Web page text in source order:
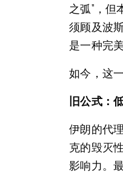
之弧”，
须顾及波
是一种完
如今，这
旧公式：
伊朗的代
克的毁灭
影响力。